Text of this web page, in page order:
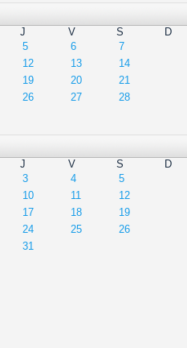
J V S
D
5 6
7
12 13
14
19 20
21
26 27
28
J V S
D
3 4
5
10 11
12
17 18
19
24 25
26
31